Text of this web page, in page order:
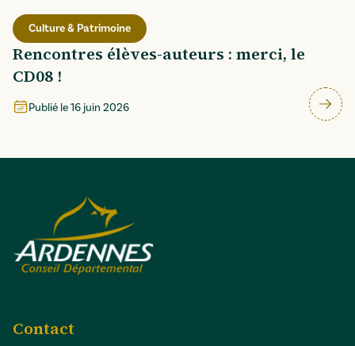
Culture & Patrimoine
Rencontres élèves-auteurs : merci, le
CD08 !
Publié le16 juin 2026
Contact